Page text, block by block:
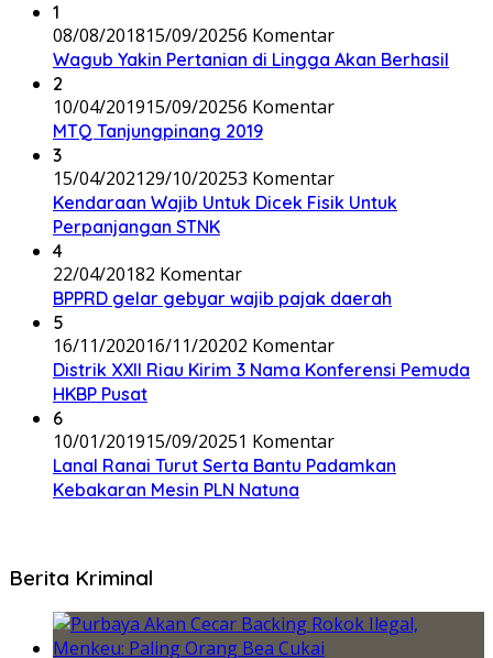
1
08/08/201815/09/20256 Komentar
Wagub Yakin Pertanian di Lingga Akan Berhasil
2
10/04/201915/09/20256 Komentar
MTQ Tanjungpinang 2019
3
15/04/202129/10/20253 Komentar
Kendaraan Wajib Untuk Dicek Fisik Untuk
Perpanjangan STNK
4
22/04/20182 Komentar
BPPRD gelar gebyar wajib pajak daerah
5
16/11/202016/11/20202 Komentar
Distrik XXII Riau Kirim 3 Nama Konferensi Pemuda
HKBP Pusat
6
10/01/201915/09/20251 Komentar
Lanal Ranai Turut Serta Bantu Padamkan
Kebakaran Mesin PLN Natuna
Berita Kriminal